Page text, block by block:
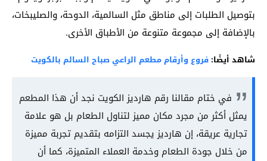
بتوصيل الطلبات إلى مناطق مثل السالمية، الدوحة، والصليبخات،
بالإضافة إلى مجموعة متنوعة من الأطباق الأخرى.
شاهد أيضًا: فروع وأرقام مطعم الراعي صباح السالم بالكويت
في ختام مقالنا رقم هارديز الكويت نجد أن هذا المطعم
يمثل أكثر من مجرد مكان مميز لتناول الطعام بل هو علامة
تجارية عريقة، إن هارديز يجسد التزامه بتقديم تجربة مميزة
من خلال جودة الطعام وخدمة العملاء المتميزة، كما أن